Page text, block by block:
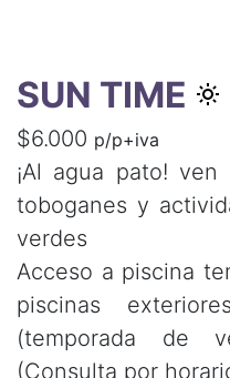
SUN TIME
$6.000 p/p+iva
¡Al agua pato!
toboganes y
verdes
Acceso a piscina
piscinas
(temporada de
(Consulta por